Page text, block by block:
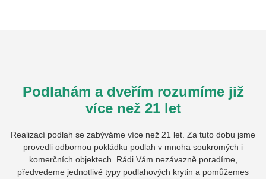
Podlahám a dveřím rozumíme již
více než 21 let
Realizací podlah se zabýváme více než 21 let. Za tuto dobu jsme
provedli odbornou pokládku podlah v mnoha soukromých i
komerčních objektech. Rádi Vám nezávazně poradíme,
předvedeme jednotlivé typy podlahových krytin a pomůžemes